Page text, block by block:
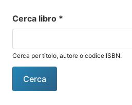
Cerca libro *
Cerca per titolo, autore o codice ISBN.